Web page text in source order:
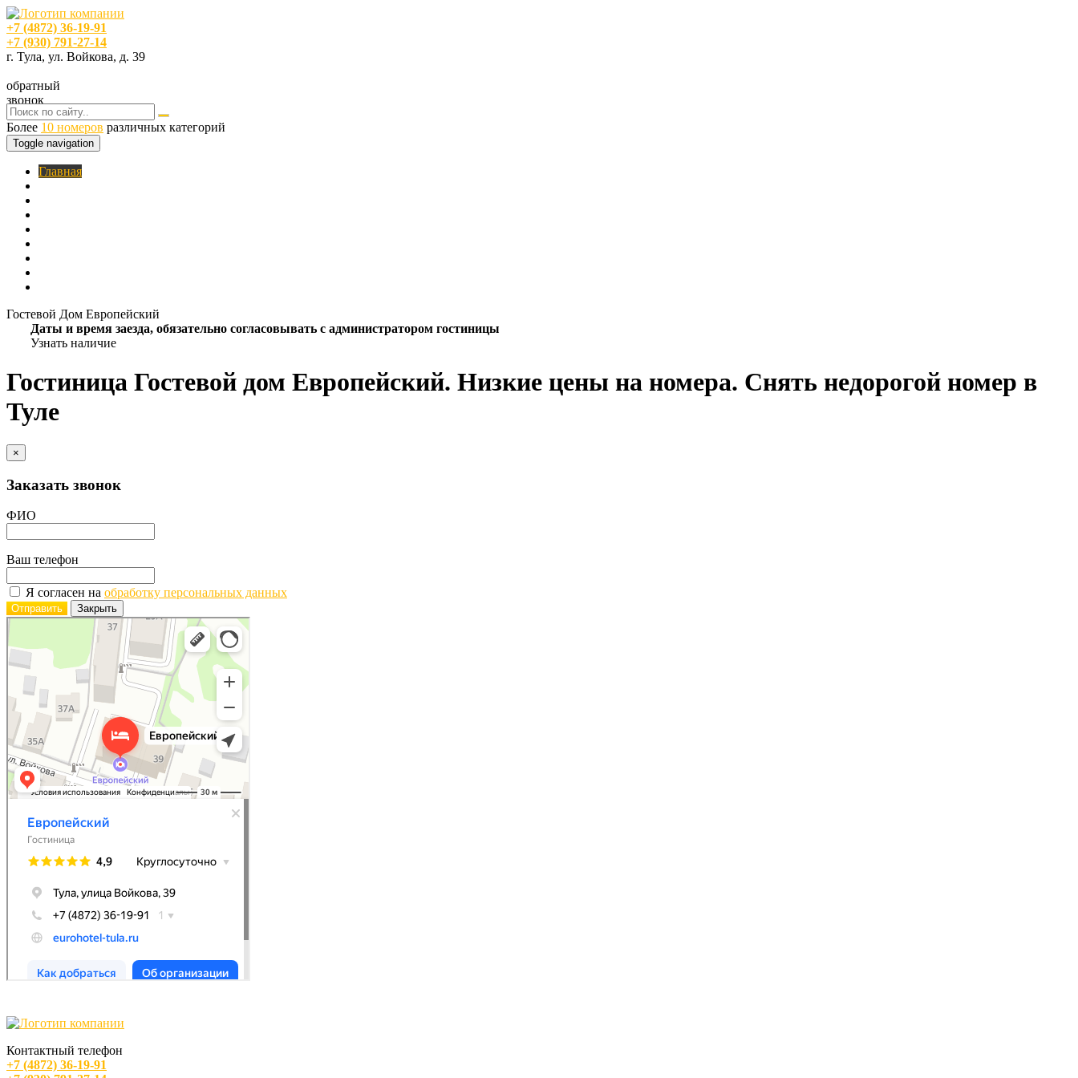
+7 (4872) 36-19-91
+7 (930) 791-27-14
г. Тула, ул. Войкова, д. 39
обратный
звонок
Более 10 номеров различных категорий
Toggle navigation
Главная
Гостевой Дом Европейский
Даты и время заезда, обязательно согласовывать с администратором гостиницы
Узнать наличие
Гостиница Гостевой дом Европейский. Низкие цены на номера. Снять недорогой номер в
Туле
×
Заказать звонок
ФИО
Ваш телефон
Я согласен на обработку персональных данных
Отправить Закрыть
Контактный телефон
+7 (4872) 36-19-91